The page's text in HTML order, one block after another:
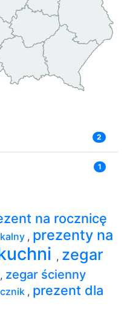
2
1
na rocznicę
, prezenty na
, zegar
, zegar ścienny
, prezent dla